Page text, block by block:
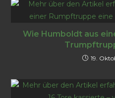
Wie Humboldt aus
19.